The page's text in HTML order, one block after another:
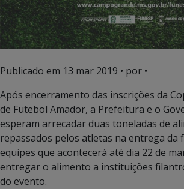
Publicado em 13 mar 2019 • por •
Após encerramento das inscrições da
de Futebol Amador, a Prefeitura e o
esperam arrecadar duas toneladas de
repassados pelos atletas na entrega da
equipes que acontecerá até dia 22 de
entregar o alimento a instituições
do evento.